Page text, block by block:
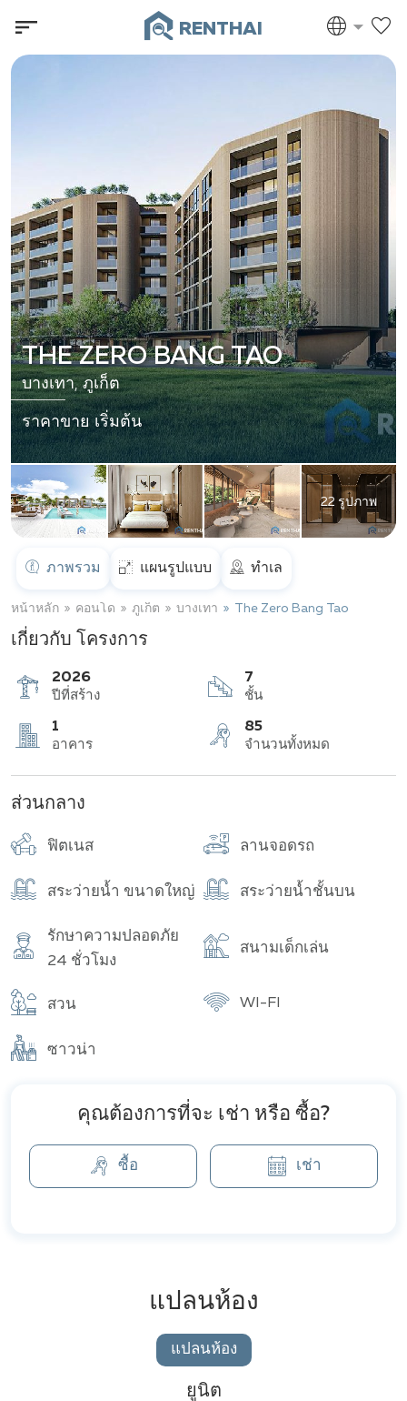
RENTHAI
22 รูปภาพ
THE ZERO BANG TAO
บางเทา, ภูเก็ต
ราคาขาย เริ่มต้น
ภาพรวม แผนรูปแบบ ทำเล
หน้าหลัก คอนโด ภูเก็ต บางเทา The Zero Bang Tao
เกี่ยวกับ โครงการ
2026
ปีที่สร้าง
7
ชั้น
1
ส่วนกลาง
ฟิตเนส ลานจอดรถ
สระว่ายน้ำ ขนาดใหญ่ สระว่ายน้ำชั้นบน
รักษาความปลอดภัย
24 ชั่วโมง
สนามเด็กเล่น
สวน WI-FI
ซาวน่า
คุณต้องการที่จะ เช่า หรือ ซื้อ?
ซื้อ เช่า
แปลนห้อง
แปลนห้อง
ยูนิต